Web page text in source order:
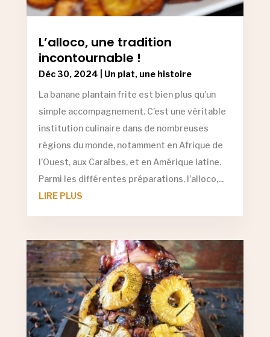
L’alloco, une tradition
incontournable !
Déc 30, 2024
Un plat, une histoire
La banane plantain frite est bien plus qu’un
simple accompagnement. C’est une véritable
institution culinaire dans de nombreuses
régions du monde, notamment en Afrique de
l’Ouest, aux Caraïbes, et en Amérique latine.
Parmi les différentes préparations, l’alloco,...
LIRE PLUS